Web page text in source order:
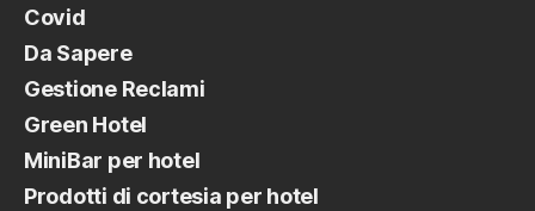
Covid
Da Sapere
Gestione Reclami
Green Hotel
MiniBar per hotel
Prodotti di cortesia per hotel